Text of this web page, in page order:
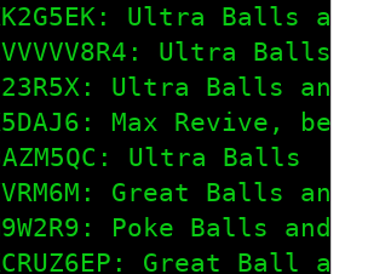
Ultra Balls
Ultra Balls
Ultra Balls
Max Revive,
Ultra Balls
Great Balls
Poke Balls
Great Ball